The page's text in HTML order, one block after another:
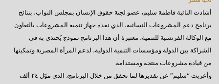
أشادت النائبة فاطمة سليم، عضو لجنة حقوق الإنسان بمجلس النواب، بنتائج
برنامج دعم المشروعات النسائية، الذي نفذه جهاز تنمية المشروعات بالتعاون
مع الوكالة الفرنسية للتنمية، معتبرة أن هذا البرنامج نموذج يُحتذى به في
الشراكة بين الدولة ومؤسسات التنمية الدولية، لدعم المرأة المصرية وتمكينها
من قيادة مشروعات منتجة ومستدامة.
وأعربت “سليم” عن تقديرها لما تحقق من خلال البرنامج، الذي موّل ٢٤ ألف